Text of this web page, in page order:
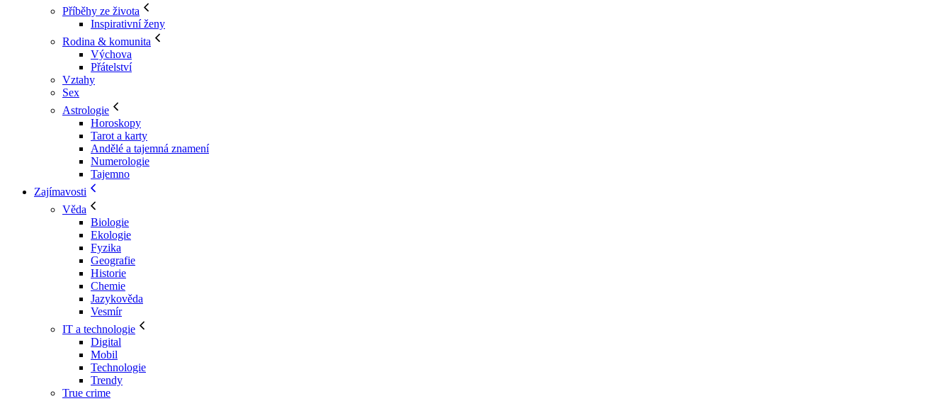
Příběhy ze života
Inspirativní ženy
Rodina & komunita
Výchova
Přátelství
Vztahy
Sex
Astrologie
Horoskopy
Tarot a karty
Andělé a tajemná znamení
Numerologie
Tajemno
Zajímavosti
Věda
Biologie
Ekologie
Fyzika
Geografie
Historie
Chemie
Jazykověda
Vesmír
IT a technologie
Digital
Mobil
Technologie
Trendy
True crime